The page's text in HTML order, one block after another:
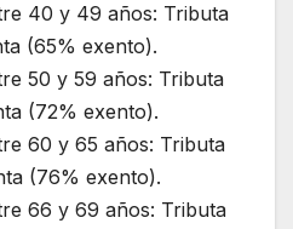
40 y 49 años: Tributa
(65% exento).
50 y 59 años: Tributa
(72% exento).
60 y 65 años: Tributa
(76% exento).
66 y 69 años: Tributa